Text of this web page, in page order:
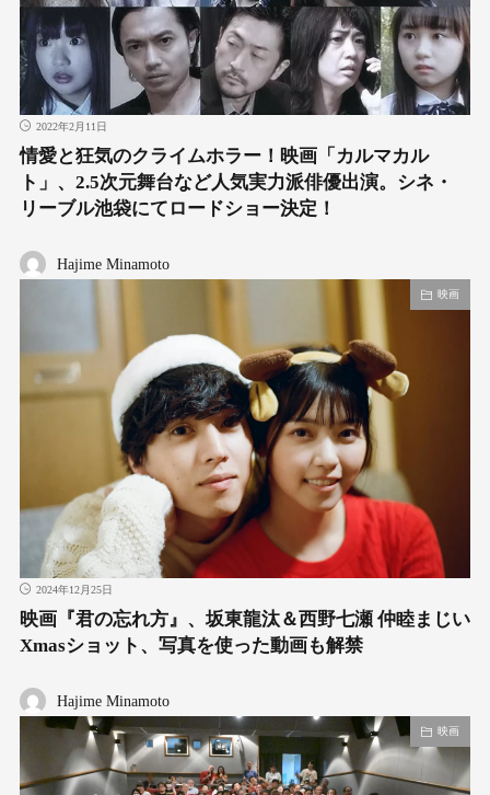
2022年2月11日
情愛と狂気のクライムホラー！映画「カルマカル
ト」、2.5次元舞台など人気実力派俳優出演。シネ・
リーブル池袋にてロードショー決定！
Hajime Minamoto
映画
2024年12月25日
映画『君の忘れ方』、坂東龍汰＆西野七瀬 仲睦まじい
Xmasショット、写真を使った動画も解禁
Hajime Minamoto
映画